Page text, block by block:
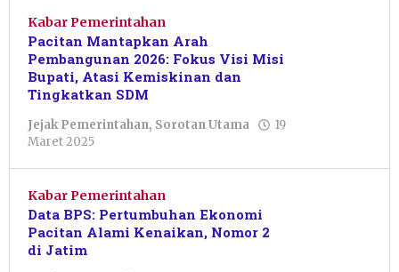
Kabar Pemerintahan
Pacitan Mantapkan Arah
Pembangunan 2026: Fokus Visi Misi
Bupati, Atasi Kemiskinan dan
Tingkatkan SDM
Jejak Pemerintahan, Sorotan Utama
19
Maret 2025
Kabar Pemerintahan
Data BPS: Pertumbuhan Ekonomi
Pacitan Alami Kenaikan, Nomor 2
di Jatim